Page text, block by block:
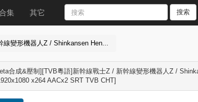
集 其它 搜索
變形機器人Z / Shinkansen Hen...
合成&壓制][TVB粵語]新幹線戰士Z / 新幹線變形機器人Z /
x264 AACx2 SRT TVB CHT]